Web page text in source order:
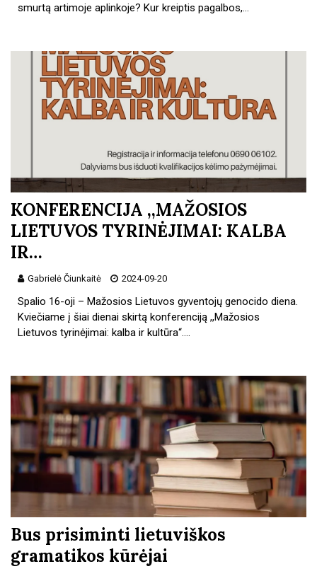
smurtą artimoje aplinkoje? Kur kreiptis pagalbos,…
KONFERENCIJA ,,MAŽOSIOS
LIETUVOS TYRINĖJIMAI: KALBA
IR…
Gabrielė Čiunkaitė 2024-09-20
Spalio 16-oji – Mažosios Lietuvos gyventojų genocido diena.
Kviečiame į šiai dienai skirtą konferenciją ,,Mažosios
Lietuvos tyrinėjimai: kalba ir kultūra“.…
Bus prisiminti lietuviškos
gramatikos kūrėjai